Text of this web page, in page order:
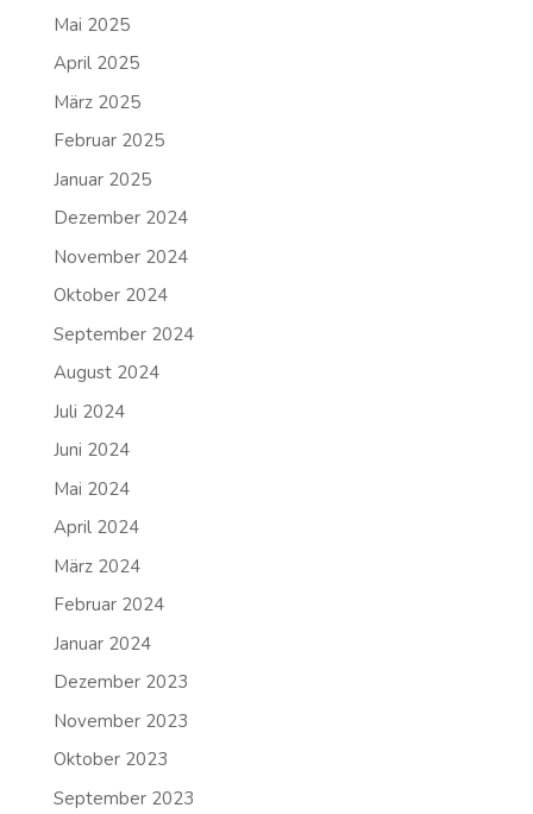
Mai 2025
April 2025
März 2025
Februar 2025
Januar 2025
Dezember 2024
November 2024
Oktober 2024
September 2024
August 2024
Juli 2024
Juni 2024
Mai 2024
April 2024
März 2024
Februar 2024
Januar 2024
Dezember 2023
November 2023
Oktober 2023
September 2023